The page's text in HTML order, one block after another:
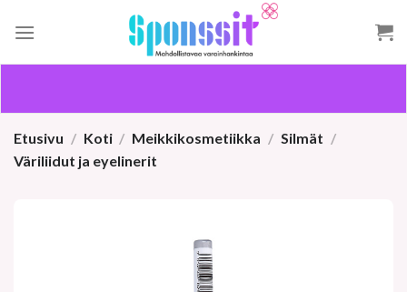
Etusivu / Koti / Meikkikosmetiikka / Silmät /
Väriliidut ja eyelinerit